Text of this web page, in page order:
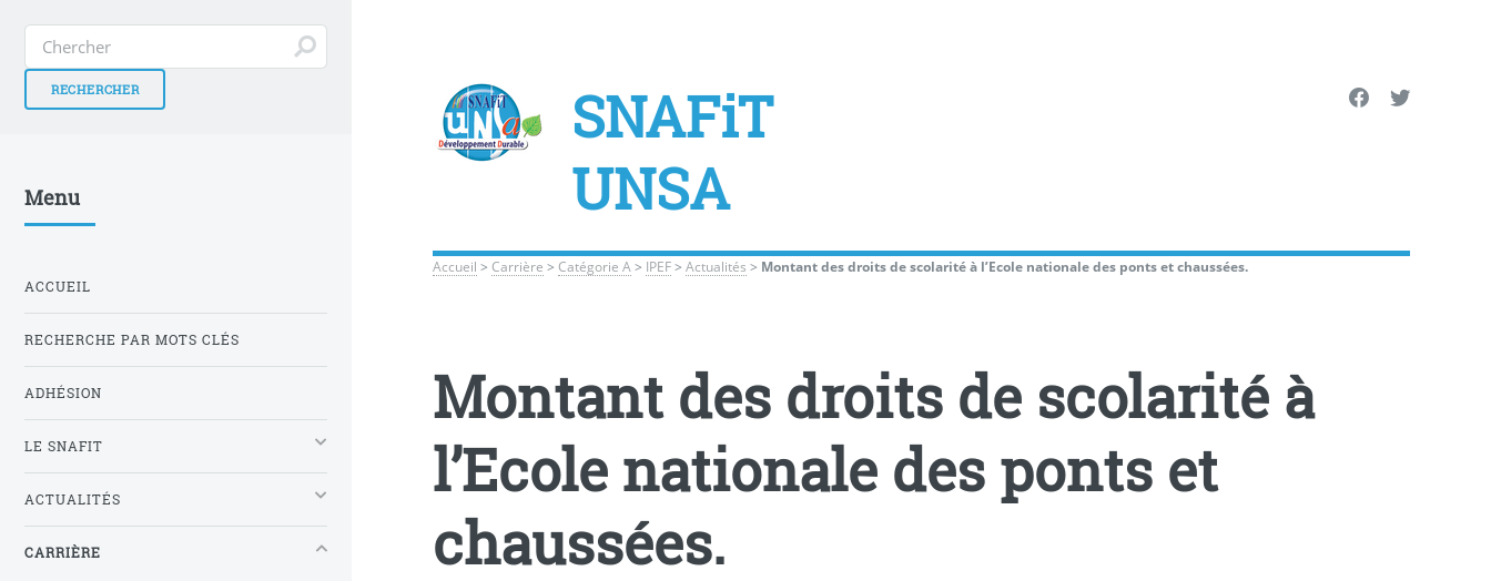
SNAFiT
UNSA
Accueil >Carrière >Catégorie A> IPEF>Actualités > Montant des droits de scolarité à l’Ecole nationale des ponts et chaussées.
Montant des droits de scolarité à
l’Ecole nationale des ponts et
chaussées.
Menu
ACCUEIL
RECHERCHE PAR MOTS CLÉS
ADHÉSION
LE SNAFIT
ACTUALITÉS
CARRIÈRE